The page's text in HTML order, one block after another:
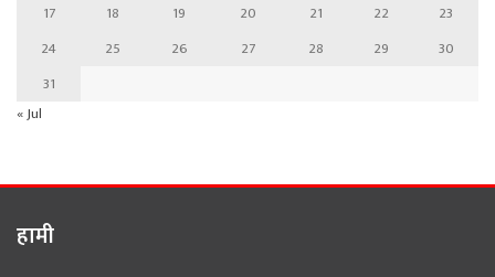
17
18 19 20 21 22
23
24
25 26 27 28 29
30
31
« Jul
हामी